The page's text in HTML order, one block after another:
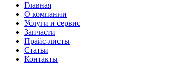
Главная
О компании
Услуги и сервис
Запчасти
Прайс-листы
Статьи
Контакты